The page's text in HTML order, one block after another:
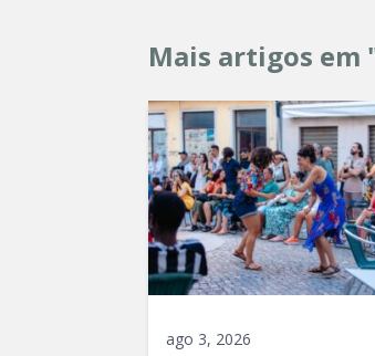
Mais artigos em
ago 3, 2026